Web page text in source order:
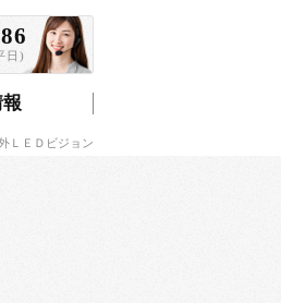
日)
ＬＥＤビジョン